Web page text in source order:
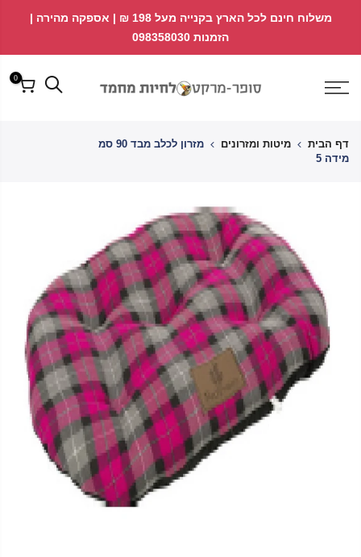
פתח ווידג'ט נגישות
משלוח חינם לכל הארץ בקנייה מעל 198 ₪ | אספקה מהירה |
הזמנות 098358030
0
דף הבית מיטות ומזרונים
מזרון לכלב מבד 90 סמ
מידה 5